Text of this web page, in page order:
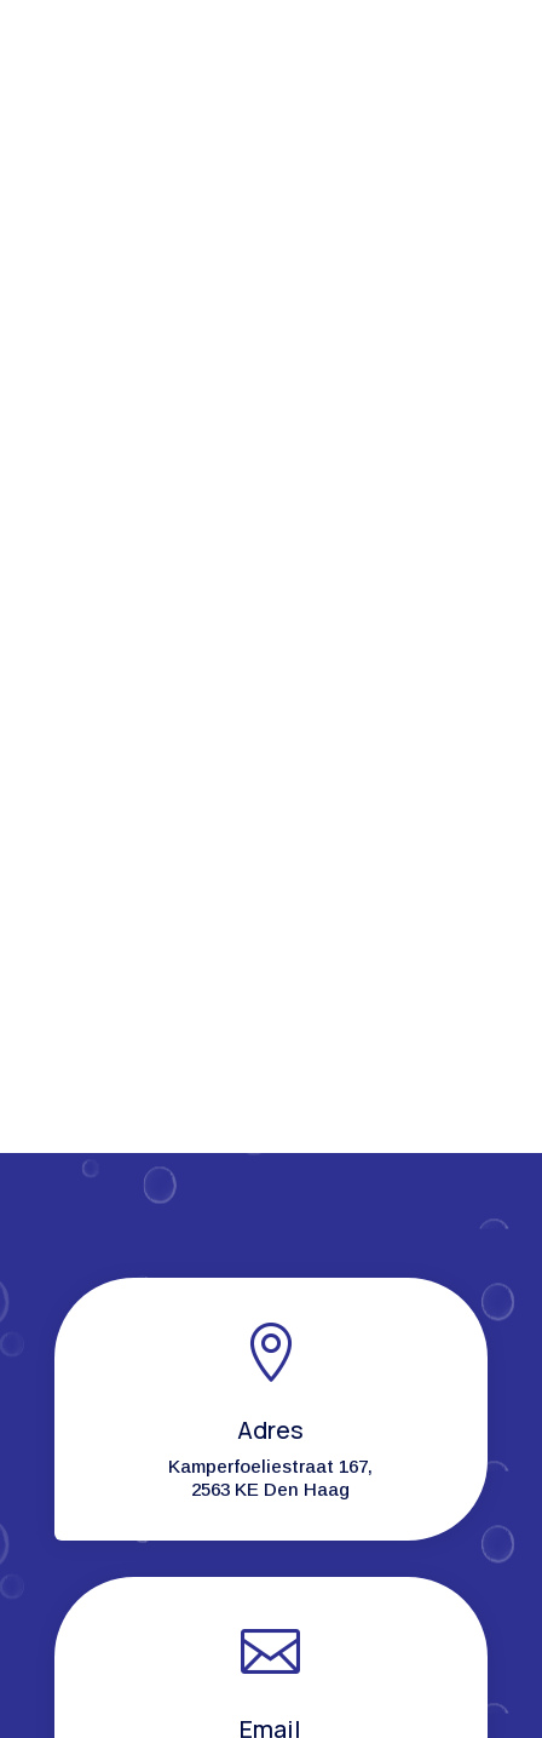

Adres
Kamperfoeliestraat 167,
2563 KE Den Haag

Email